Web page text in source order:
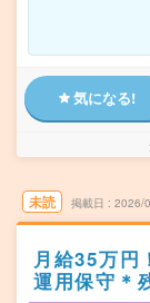
気になる!
未読 掲載日 2026/
月給35万円
運用保守＊